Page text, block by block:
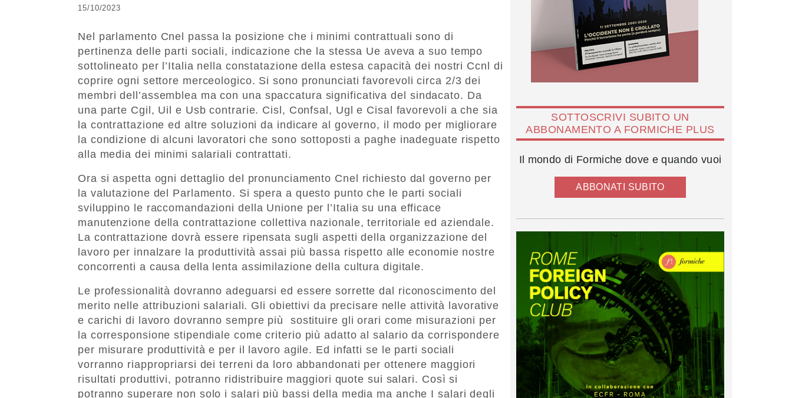
15/10/2023
Nel parlamento Cnel passa la posizione che i minimi contrattuali sono di
pertinenza delle parti sociali, indicazione che la stessa Ue aveva a suo tempo
sottolineato per l’Italia nella constatazione della estesa capacità dei nostri Ccnl di
coprire ogni settore merceologico. Si sono pronunciati favorevoli circa 2/3 dei
membri dell’assemblea ma con una spaccatura significativa del sindacato. Da
una parte Cgil, Uil e Usb contrarie. Cisl, Confsal, Ugl e Cisal favorevoli a che sia
la contrattazione ed altre soluzioni da indicare al governo, il modo per migliorare
la condizione di alcuni lavoratori che sono sottoposti a paghe inadeguate rispetto
alla media dei minimi salariali contrattati.
Ora si aspetta ogni dettaglio del pronunciamento Cnel richiesto dal governo per
la valutazione del Parlamento. Si spera a questo punto che le parti sociali
sviluppino le raccomandazioni della Unione per l’Italia su una efficace
manutenzione della contrattazione collettiva nazionale, territoriale ed aziendale.
La contrattazione dovrà essere ripensata sugli aspetti della organizzazione del
lavoro per innalzare la produttività assai più bassa rispetto alle economie nostre
concorrenti a causa della lenta assimilazione della cultura digitale.
Le professionalità dovranno adeguarsi ed essere sorrette dal riconoscimento del
merito nelle attribuzioni salariali. Gli obiettivi da precisare nelle attività lavorative
e carichi di lavoro dovranno sempre più sostituire gli orari come misurazioni per
la corresponsione stipendiale come criterio più adatto al salario da corrispondere
per misurare produttività e per il lavoro agile. Ed infatti se le parti sociali
vorranno riappropriarsi dei terreni da loro abbandonati per ottenere maggiori
risultati produttivi, potranno ridistribuire maggiori quote sui salari. Così si
potranno superare non solo i salari più bassi della media ma anche I salari degli
SOTTOSCRIVI SUBITO UN
ABBONAMENTO A FORMICHE PLUS
Il mondo di Formiche dove e quando vuoi
ABBONATI SUBITO